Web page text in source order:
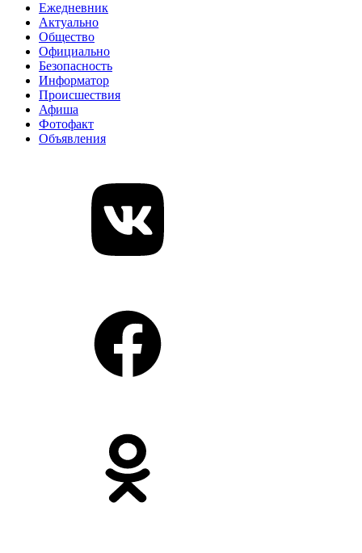
Ежедневник
Актуально
Общество
Официально
Безопасность
Информатор
Происшествия
Афиша
Фотофакт
Объявления